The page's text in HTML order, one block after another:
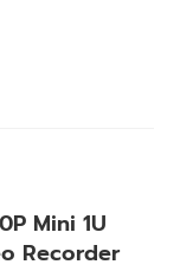
Mini 1U
Recorder